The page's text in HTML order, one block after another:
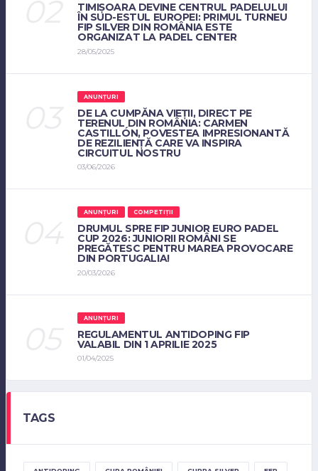
TIMIȘOARA DEVINE CENTRUL PADELULUI
ÎN SUD-ESTUL EUROPEI: PRIMUL TURNEU
FIP SILVER DIN ROMÂNIA ESTE
ORGANIZAT LA PADEL CENTER
28/05/2025
ANUNȚURI
DE LA CUMPĂNA VIEȚII, DIRECT PE
TERENUL DIN ROMÂNIA: CARMEN
CASTILLÓN, POVESTEA IMPRESIONANTĂ
DE REZILIENȚĂ CARE VA INSPIRA
CIRCUITUL NOSTRU
03/06/2026
ANUNȚURI COMPETIȚII
DRUMUL SPRE FIP JUNIOR EURO PADEL
CUP 2026: JUNIORII ROMÂNI SE
PREGĂTESC PENTRU MAREA PROVOCARE
DIN PORTUGALIA!
20/03/2026
ANUNȚURI
REGULAMENTUL ANTIDOPING FIP
VALABIL DIN 1 APRILIE 2025
01/04/2025
TAGS